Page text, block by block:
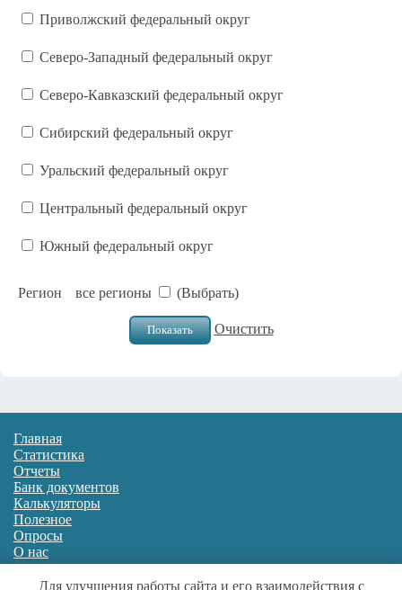
Приволжский федеральный округ
Северо-Западный федеральный округ
Северо-Кавказский федеральный округ
Сибирский федеральный округ
Уральский федеральный округ
Центральный федеральный округ
Южный федеральный округ
Регион все регионы (Выбрать)
Очистить
Главная
Статистика
Отчеты
Банк документов
Калькуляторы
Полезное
Опросы
О нас
Для улучшения работы сайта и его взаимодействия с